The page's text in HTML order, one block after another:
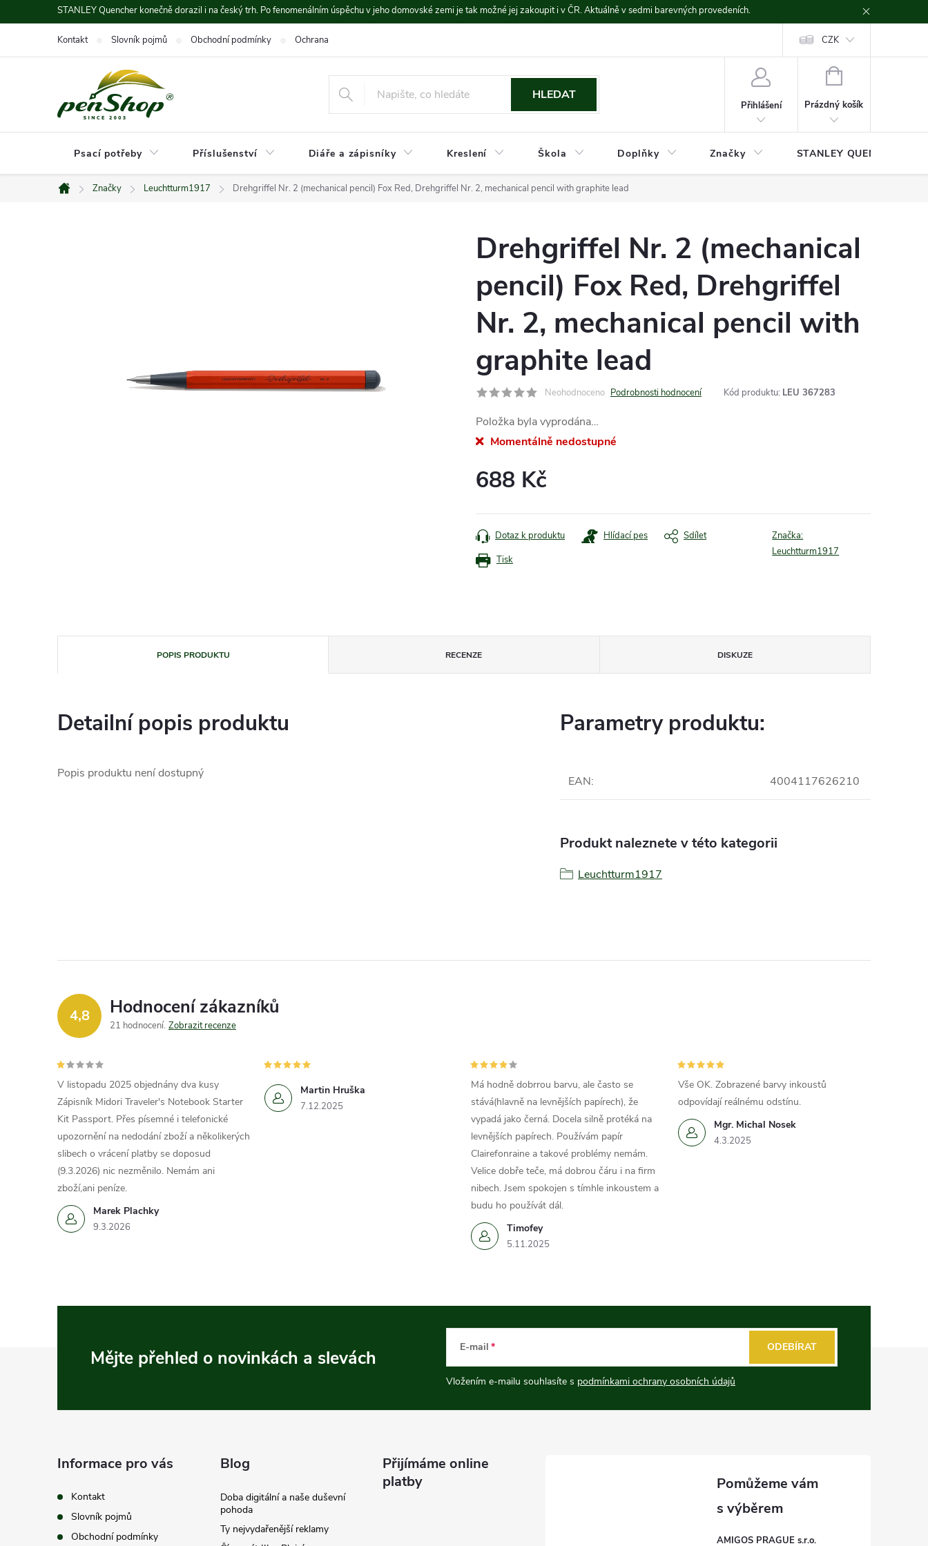
na
STANLEY Quencher konečně dorazil i na český trh. Po fenomenálním úspěchu v jeho domovské zemi je tak možné jej zakoupit i v ČR. Aktuálně v sedmi barevných provedeních.
Kontakt Slovník pojmů Obchodní podmínky Ochrana údajů CZK
HLEDAT
Přihlášení
NÁKUPNÍ
Prázdný košík
Psací potřeby Příslušenství Diáře a zápisníky Kreslení Škola Doplňky Značky STANLEY QUENCHER
Domů
Značky Leuchtturm1917 Drehgriffel Nr. 2 (mechanical pencil) Fox Red, Drehgriffel Nr. 2, mechanical pencil with graphite lead
Drehgriffel Nr. 2 (mechanical
pencil) Fox Red, Drehgriffel
Nr. 2, mechanical pencil with
graphite lead
Neohodnoceno Podrobnosti hodnocení Kód produktu: LEU 367283
Položka byla vyprodána…
Momentálně nedostupné
688 Kč
cena:
Tisk
Dotaz k produktu Hlídací pes Sdílet
Značka:
Leuchtturm1917
POPIS PRODUKTU RECENZE DISKUZE
Detailní popis produktu
Popis produktu není dostupný
Parametry produktu:
EAN: 4004117626210
Produkt naleznete v této kategorii
Leuchtturm1917
4,8 Hodnocení zákazníků
21 hodnocení Zobrazit recenze
Marek Plachky
9.3.2026
V listopadu 2025 objednány dva kusy
Zápisník Midori Traveler's Notebook Starter
Kit Passport. Přes písemné i telefonické
upozornění na nedodání zboží a několikerých
slibech o vrácení platby se doposud
(9.3.2026) nic nezměnilo. Nemám ani
zboží,ani peníze.
Martin Hruška
7.12.2025
Timofey
5.11.2025
Má hodně dobrrou barvu, ale často se
stává(hlavně na levnějších papírech), že
vypadá jako černá. Docela silně protéká na
levnějších papírech. Používám papír
Clairefonraine a takové problémy nemám.
Velice dobře teče, má dobrou čáru i na firm
nibech. Jsem spokojen s tímhle inkoustem a
budu ho používát dál.
Mgr. Michal Nosek
4.3.2025
Vše OK. Zobrazené barvy inkoustů
odpovídají reálnému odstínu.
Mějte přehled o novinkách a slevách E-mail
Vložením e-mailu souhlasíte s podmínkami ochrany osobních údajů
ODEBÍRAT
Informace pro vás
Kontakt
Slovník pojmů
Obchodní podmínky
Blog
Doba digitální a naše duševní
pohoda
Ty nejvydařenější reklamy
Přijímáme online
platby
AMIGOS PRAGUE s.r.o.